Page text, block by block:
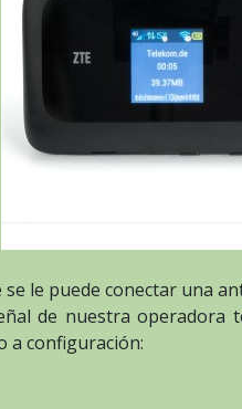
le puede conectar una
de nuestra operadora
a configuración: